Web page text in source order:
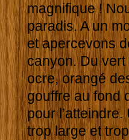
magnifique !
paradis. A un
et apercevons
canyon. Du
ocre, orangé
gouffre au fond
pour
trop large et